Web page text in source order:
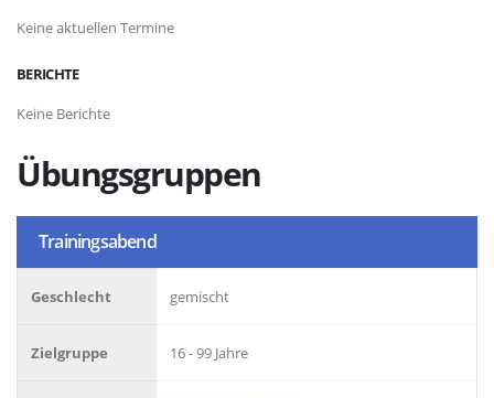
Keine aktuellen Termine
BERICHTE
Keine Berichte
Übungsgruppen
Trainingsabend
Geschlecht gemischt
Zielgruppe 16 - 99 Jahre